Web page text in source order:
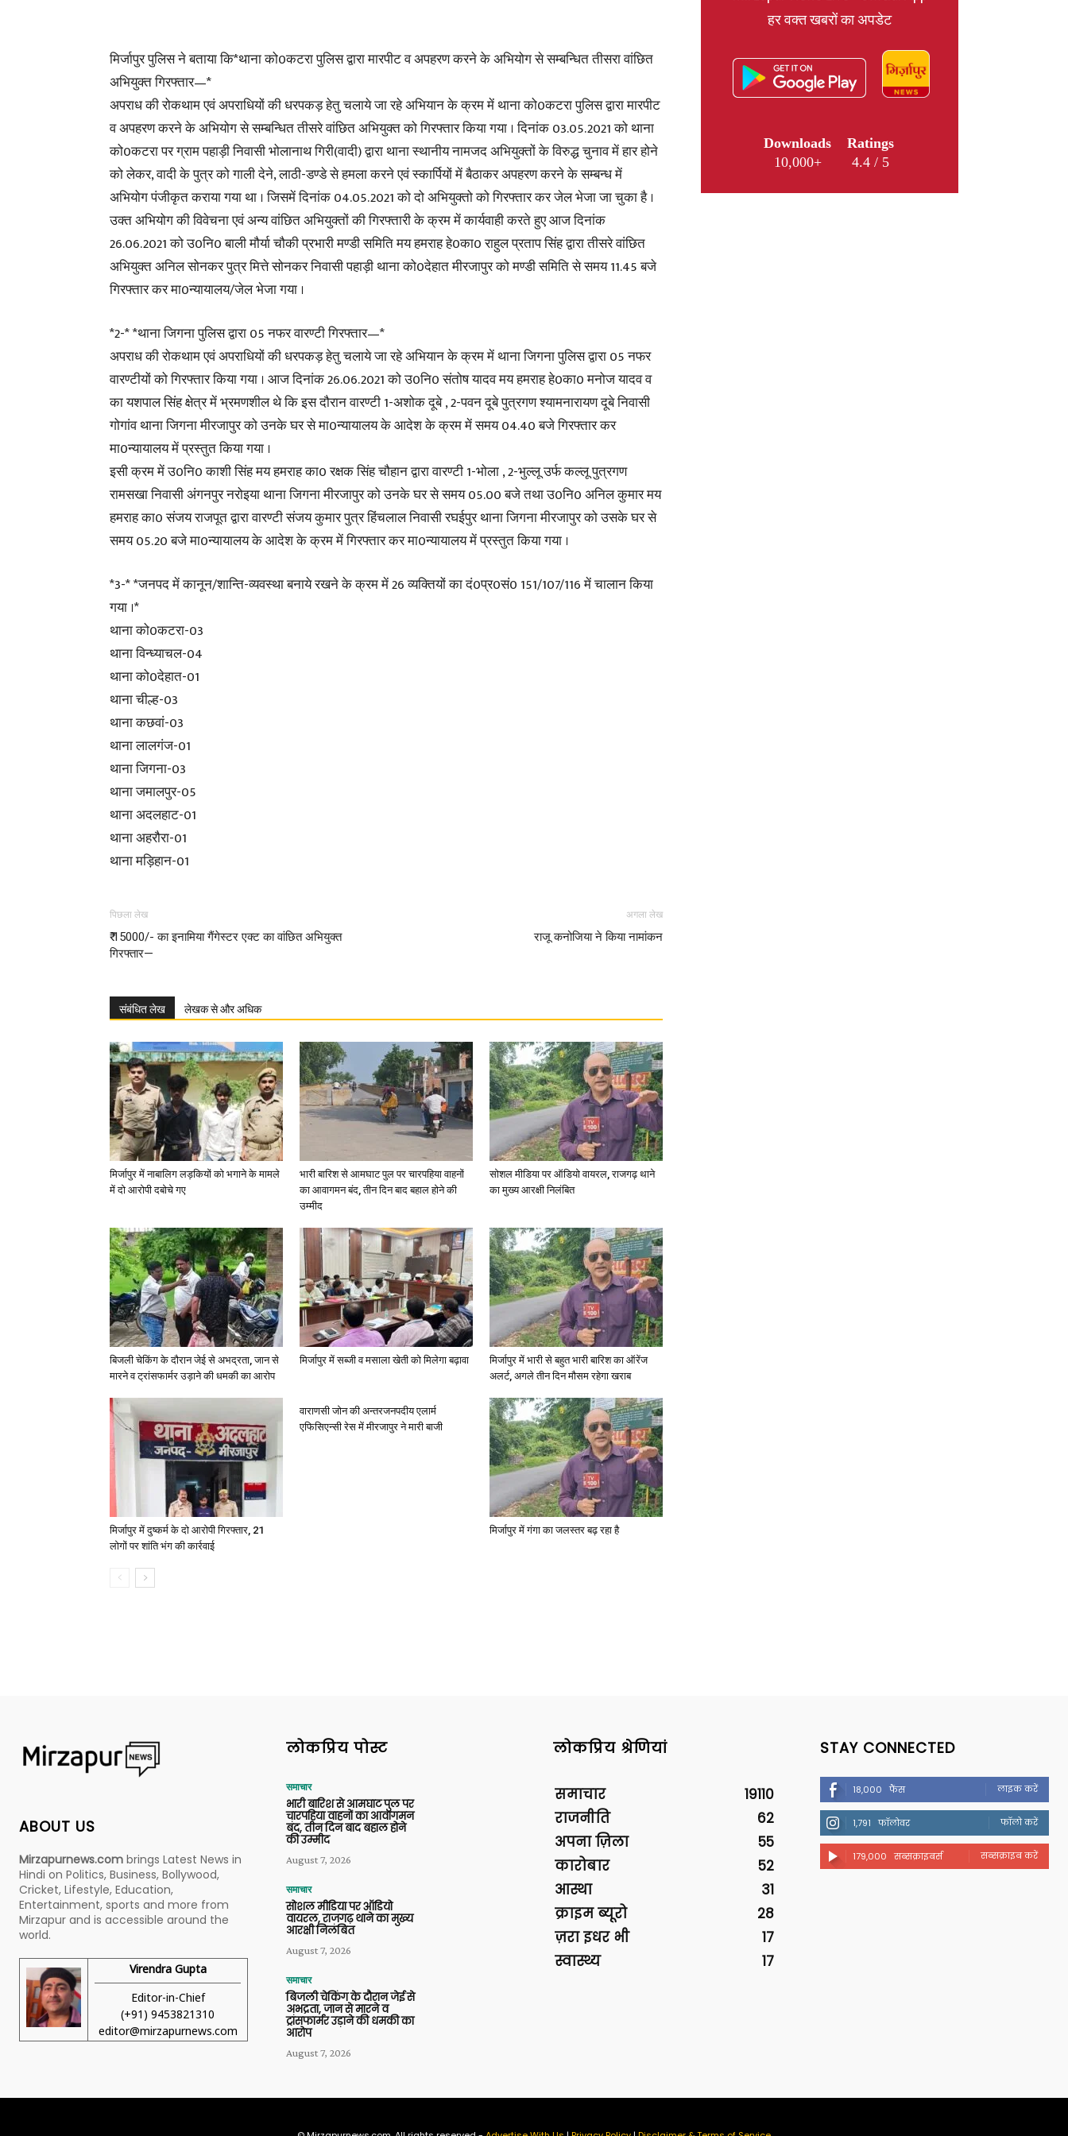
Latest
in
Hindi,
मिर्जापुर पुलिस ने बताया कि*थाना को0कटरा पुलिस द्वारा मारपीट व अपहरण करने के अभियोग से सम्बन्धित तीसरा वांछित
अभियुक्त गिरफ्तार—*
अपराध की रोकथाम एवं अपराधियों की धरपकड़ हेतु चलाये जा रहे अभियान के क्रम में थाना को0कटरा पुलिस द्वारा मारपीट
व अपहरण करने के अभियोग से सम्बन्धित तीसरे वांछित अभियुक्त को गिरफ्तार किया गया । दिनांक 03.05.2021 को थाना
को0कटरा पर ग्राम पहाड़ी निवासी भोलानाथ गिरी(वादी) द्वारा थाना स्थानीय नामजद अभियुक्तों के विरुद्ध चुनाव में हार होने
को लेकर, वादी के पुत्र को गाली देने, लाठी-डण्डे से हमला करने एवं स्कार्पियों में बैठाकर अपहरण करने के सम्बन्ध में
अभियोग पंजीकृत कराया गया था । जिसमें दिनांक 04.05.2021 को दो अभियुक्तो को गिरफ्तार कर जेल भेजा जा चुका है ।
उक्त अभियोग की विवेचना एवं अन्य वांछित अभियुक्तों की गिरफ्तारी के क्रम में कार्यवाही करते हुए आज दिनांक
26.06.2021 को उ0नि0 बाली मौर्या चौकी प्रभारी मण्डी समिति मय हमराह हे0का0 राहुल प्रताप सिंह द्वारा तीसरे वांछित
अभियुक्त अनिल सोनकर पुत्र मित्ते सोनकर निवासी पहाड़ी थाना को0देहात मीरजापुर को मण्डी समिति से समय 11.45 बजे
गिरफ्तार कर मा0न्यायालय/जेल भेजा गया ।
*2-* *थाना जिगना पुलिस द्वारा 05 नफर वारण्टी गिरफ्तार—*
अपराध की रोकथाम एवं अपराधियों की धरपकड़ हेतु चलाये जा रहे अभियान के क्रम में थाना जिगना पुलिस द्वारा 05 नफर
वारण्टीयों को गिरफ्तार किया गया । आज दिनांक 26.06.2021 को उ0नि0 संतोष यादव मय हमराह हे0का0 मनोज यादव व
का यशपाल सिंह क्षेत्र में भ्रमणशील थे कि इस दौरान वारण्टी 1-अशोक दूबे , 2-पवन दूबे पुत्रगण श्यामनारायण दूबे निवासी
गोगांव थाना जिगना मीरजापुर को उनके घर से मा0न्यायालय के आदेश के क्रम में समय 04.40 बजे गिरफ्तार कर
मा0न्यायालय में प्रस्तुत किया गया ।
इसी क्रम में उ0नि0 काशी सिंह मय हमराह का0 रक्षक सिंह चौहान द्वारा वारण्टी 1-भोला , 2-भुल्लू उर्फ कल्लू पुत्रगण
रामसखा निवासी अंगनपुर नरोइया थाना जिगना मीरजापुर को उनके घर से समय 05.00 बजे तथा उ0नि0 अनिल कुमार मय
हमराह का0 संजय राजपूत द्वारा वारण्टी संजय कुमार पुत्र हिंचलाल निवासी रघईपुर थाना जिगना मीरजापुर को उसके घर से
समय 05.20 बजे मा0न्यायालय के आदेश के क्रम में गिरफ्तार कर मा0न्यायालय में प्रस्तुत किया गया ।
*3-* *जनपद में कानून/शान्ति-व्यवस्था बनाये रखने के क्रम में 26 व्यक्तियों का दं0प्र0सं0 151/107/116 में चालान किया
गया ।*
थाना को0कटरा-03
थाना विन्ध्याचल-04
थाना को0देहात-01
थाना चील्ह-03
थाना कछवां-03
थाना लालगंज-01
थाना जिगना-03
थाना जमालपुर-05
थाना अदलहाट-01
थाना अहरौरा-01
थाना मड़िहान-01
पिछला लेख
₹ 15000/- का इनामिया गैंगेस्टर एक्ट का वांछित अभियुक्त
गिरफ्तार—
अगला लेख
राजू कनोजिया ने किया नामांकन
संबंधित लेख लेखक से और अधिक
मिर्जापुर में नाबालिग लड़कियों को भगाने के मामले
में दो आरोपी दबोचे गए
भारी बारिश से आमघाट पुल पर चारपहिया वाहनों
का आवागमन बंद, तीन दिन बाद बहाल होने की
उम्मीद
सोशल मीडिया पर ऑडियो वायरल, राजगढ़ थाने
का मुख्य आरक्षी निलंबित
बिजली चेकिंग के दौरान जेई से अभद्रता, जान से
मारने व ट्रांसफार्मर उड़ाने की धमकी का आरोप
मिर्जापुर में सब्जी व मसाला खेती को मिलेगा बढ़ावा
मिर्जापुर में भारी से बहुत भारी बारिश का ऑरेंज
अलर्ट, अगले तीन दिन मौसम रहेगा खराब
मिर्जापुर में दुष्कर्म के दो आरोपी गिरफ्तार, 21
लोगों पर शांति भंग की कार्रवाई
वाराणसी जोन की अन्तरजनपदीय एलार्म
एफिसिएन्सी रेस में मीरजापुर ने मारी बाजी
मिर्जापुर में गंगा का जलस्तर बढ़ रहा है
हर वक्त खबरों का अपडेट
Downloads
10,000+
Ratings
4.4 / 5
ABOUT US
Mirzapurnews.com brings Latest News in
Hindi on Politics, Business, Bollywood,
Cricket, Lifestyle, Education,
Entertainment, sports and more from
Mirzapur and is accessible around the
world.
Virendra Gupta
Editor-in-Chief
(+91) 9453821310
editor@mirzapurnews.com
लोकप्रिय पोस्ट
समाचार
भारी बारिश से आमघाट पुल पर
चारपहिया वाहनों का आवागमन
बंद, तीन दिन बाद बहाल होने
की उम्मीद
August 7, 2026
समाचार
सोशल मीडिया पर ऑडियो
वायरल, राजगढ़ थाने का मुख्य
आरक्षी निलंबित
August 7, 2026
समाचार
बिजली चेकिंग के दौरान जेई से
अभद्रता, जान से मारने व
ट्रांसफार्मर उड़ाने की धमकी का
आरोप
August 7, 2026
लोकप्रिय श्रेणियां
समाचार
19110
राजनीति
62
अपना ज़िला
55
कारोबार
52
आस्था
31
क्राइम ब्यूरो
28
ज़रा इधर भी
17
स्वास्थ्य
17
STAY CONNECTED
18,000 फैंस लाइक करें
1,791 फॉलोवर फॉलो करें
179,000 सब्सक्राइबर्स सब्सक्राइब करें